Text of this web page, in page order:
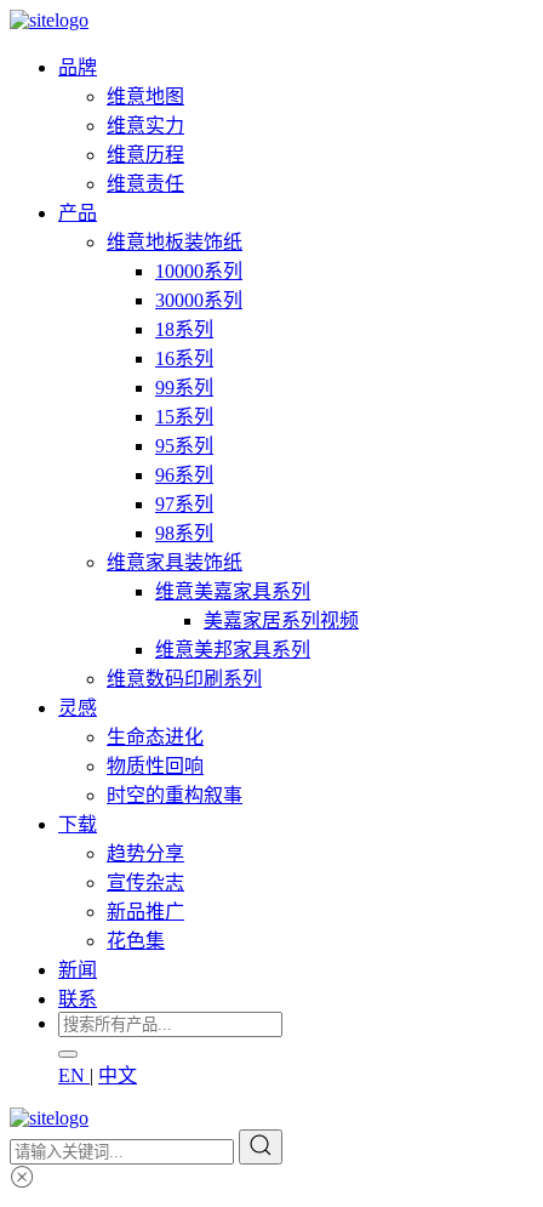
品牌
维意地图
维意实力
维意历程
维意责任
产品
维意地板装饰纸
10000系列
30000系列
18系列
16系列
99系列
15系列
95系列
96系列
97系列
98系列
维意家具装饰纸
维意美嘉家具系列
美嘉家居系列视频
维意美邦家具系列
维意数码印刷系列
灵感
生命态进化
物质性回响
时空的重构叙事
下载
趋势分享
宣传杂志
新品推广
花色集
新闻
联系
EN | 中文